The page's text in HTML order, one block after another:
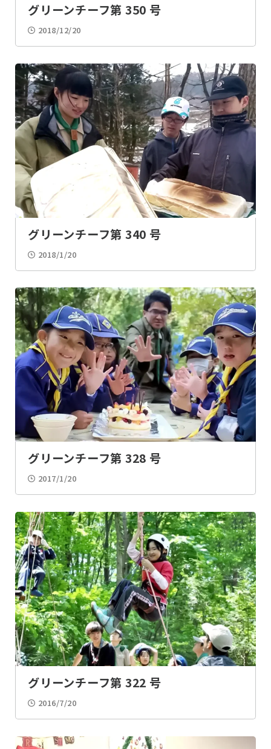
グリーンチーフ第 350 号
2018/12/20
グリーンチーフ第 340 号
2018/1/20
グリーンチーフ第 328 号
2017/1/20
グリーンチーフ第 322 号
2016/7/20